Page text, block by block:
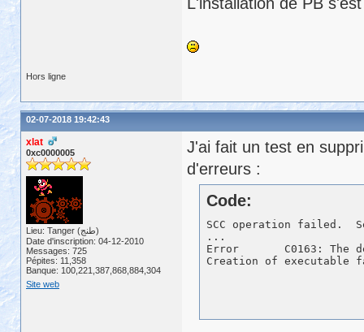
Hors ligne
02-07-2018 19:42:43
xlat
0xc0000005
Lieu: Tanger (طنج)
Date d'inscription: 04-12-2010
Messages: 725
Pépites: 11,358
Banque: 100,221,387,868,884,304
Site web
J'ai fait un test en
d'erreurs :
Code:
SCC operation failed.
...
Error       C0163: The